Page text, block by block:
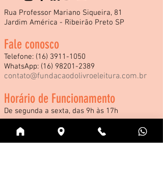
Rua Professor Mariano Siqueira, 81
Jardim América - Ribeirão Preto SP
Fale conosco
Telefone: (16) 3911-1050
WhatsApp: (16) 98201-2389
contato@fundacaodolivroeleitura.com.br
Horário de Funcionamento
De segunda a sexta, das 9h às 17h
*Consulte nossos horários especiais de